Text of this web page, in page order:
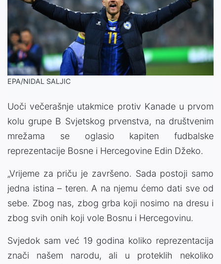
EPA/NIDAL SALJIC
Uoči večerašnje utakmice protiv Kanade u prvom
kolu grupe B Svjetskog prvenstva, na društvenim
mrežama se oglasio kapiten fudbalske
reprezentacije Bosne i Hercegovine Edin Džeko.
„Vrijeme za priču je završeno. Sada postoji samo
jedna istina – teren. A na njemu ćemo dati sve od
sebe. Zbog nas, zbog grba koji nosimo na dresu i
zbog svih onih koji vole Bosnu i Hercegovinu.
Svjedok sam već 19 godina koliko reprezentacija
znači našem narodu, ali u proteklih nekoliko